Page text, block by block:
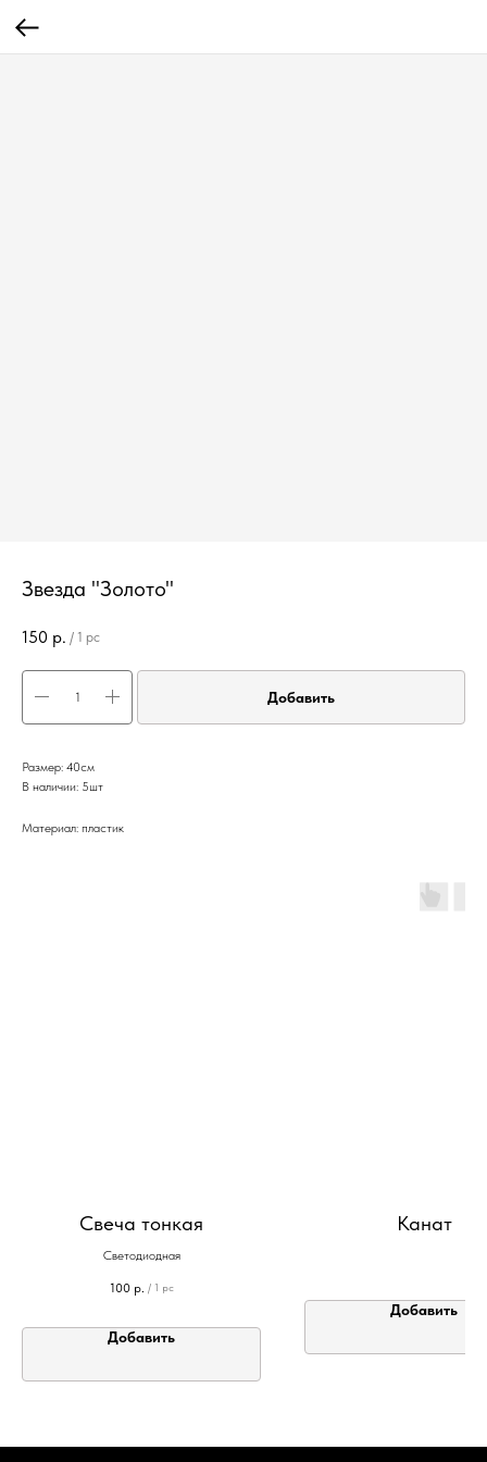
Звезда "Золото"
150 р. / 1 pc
Добавить
Размер: 40см
В наличии: 5шт
Материал: пластик
Свеча тонкая
Светодиодная
100 р. / 1 pc
Добавить
Канат
Добавить